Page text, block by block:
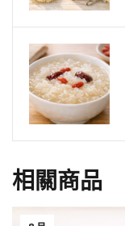
相關商品